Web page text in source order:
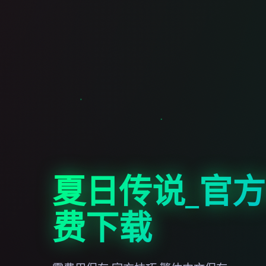
夏日传说_官
费下载